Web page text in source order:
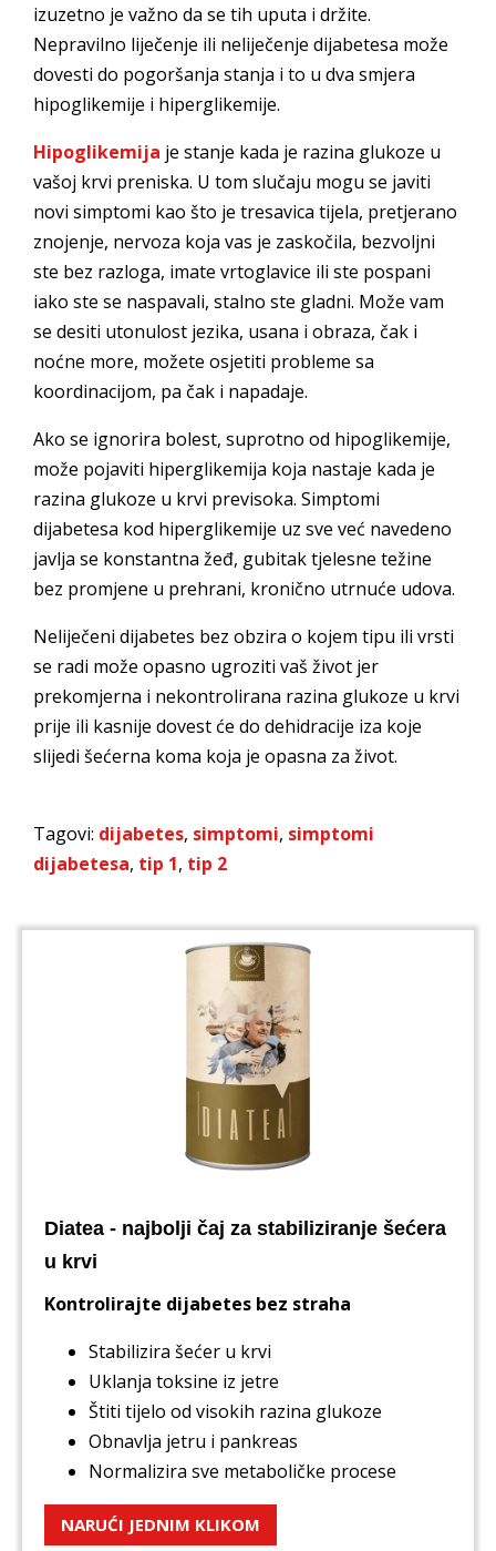
izuzetno je važno da se tih uputa i držite.
Nepravilno liječenje ili neliječenje dijabetesa može
dovesti do pogoršanja stanja i to u dva smjera
hipoglikemije i hiperglikemije.
Hipoglikemija je stanje kada je razina glukoze u
vašoj krvi preniska. U tom slučaju mogu se javiti
novi simptomi kao što je tresavica tijela, pretjerano
znojenje, nervoza koja vas je zaskočila, bezvoljni
ste bez razloga, imate vrtoglavice ili ste pospani
iako ste se naspavali, stalno ste gladni. Može vam
se desiti utonulost jezika, usana i obraza, čak i
noćne more, možete osjetiti probleme sa
koordinacijom, pa čak i napadaje.
Ako se ignorira bolest, suprotno od hipoglikemije,
može pojaviti hiperglikemija koja nastaje kada je
razina glukoze u krvi previsoka. Simptomi
dijabetesa kod hiperglikemije uz sve već navedeno
javlja se konstantna žeđ, gubitak tjelesne težine
bez promjene u prehrani, kronično utrnuće udova.
Neliječeni dijabetes bez obzira o kojem tipu ili vrsti
se radi može opasno ugroziti vaš život jer
prekomjerna i nekontrolirana razina glukoze u krvi
prije ili kasnije dovest će do dehidracije iza koje
slijedi šećerna koma koja je opasna za život.
Tagovi: dijabetes, simptomi, simptomi
dijabetesa, tip 1, tip 2
Diatea - najbolji čaj za stabiliziranje šećera
u krvi
Kontrolirajte dijabetes bez straha
Stabilizira šećer u krvi
Uklanja toksine iz jetre
Štiti tijelo od visokih razina glukoze
Obnavlja jetru i pankreas
Normalizira sve metaboličke procese
NARUĆI JEDNIM KLIKOM